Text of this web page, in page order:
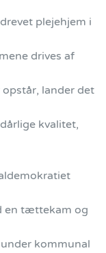
plejehjem i
drives af
lander det
kvalitet,
en tættekam og
kommunal